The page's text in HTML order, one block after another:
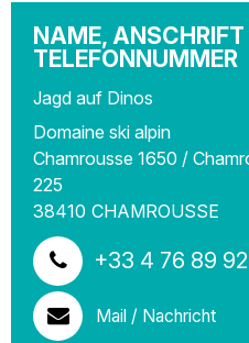
NAME, ANSCHRIFT
TELEFONNUMMER
Jagd auf Dinos
Domaine ski alpin
Chamrousse 1650 /
225
38410 CHAMROUSSE
+33 4 76 89
Mail / Nachricht